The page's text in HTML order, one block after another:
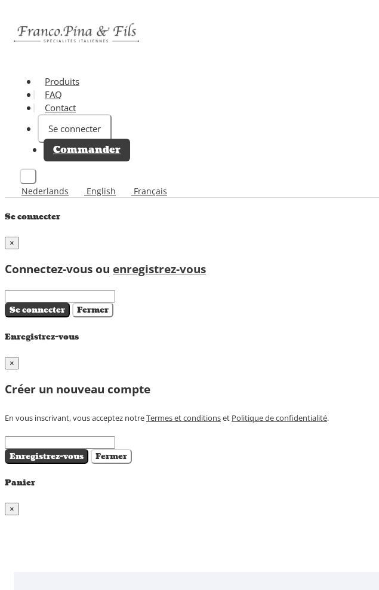
Produits
FAQ
Contact
Se connecter
Commander
Nederlands English Français
Se connecter
×
Connectez-vous ou enregistrez-vous
Se connecter Fermer
Enregistrez-vous
×
Créer un nouveau compte
En vous inscrivant, vous acceptez notreTermes et conditionset Politique de confidentialité.
Enregistrez-vous Fermer
Panier
×